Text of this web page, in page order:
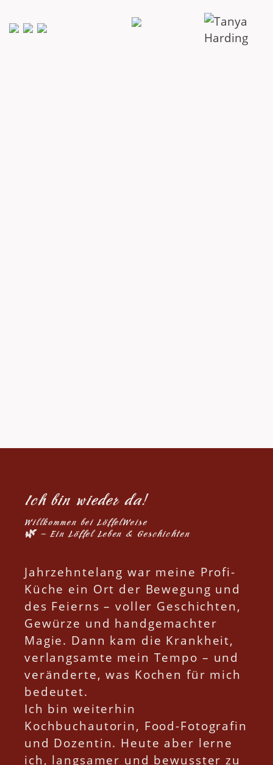
Ich bin wieder da!
Willkommen bei LöffelWeise
🌿 – Ein Löffel Leben & Geschichten
Jahrzehntelang war meine Profi-
Küche ein Ort der Bewegung und
des Feierns – voller Geschichten,
Gewürze und handgemachter
Magie. Dann kam die Krankheit,
verlangsamte mein Tempo – und
veränderte, was Kochen für mich
bedeutet.
Ich bin weiterhin
Kochbuchautorin, Food-Fotografin
und Dozentin. Heute aber lerne
ich, langsamer und bewusster zu